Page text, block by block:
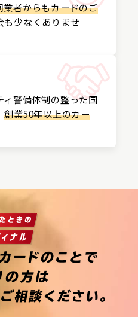
業者からもカードのご
も少なくありませ
ィ警備体制の整った国
創業50年以上のカー